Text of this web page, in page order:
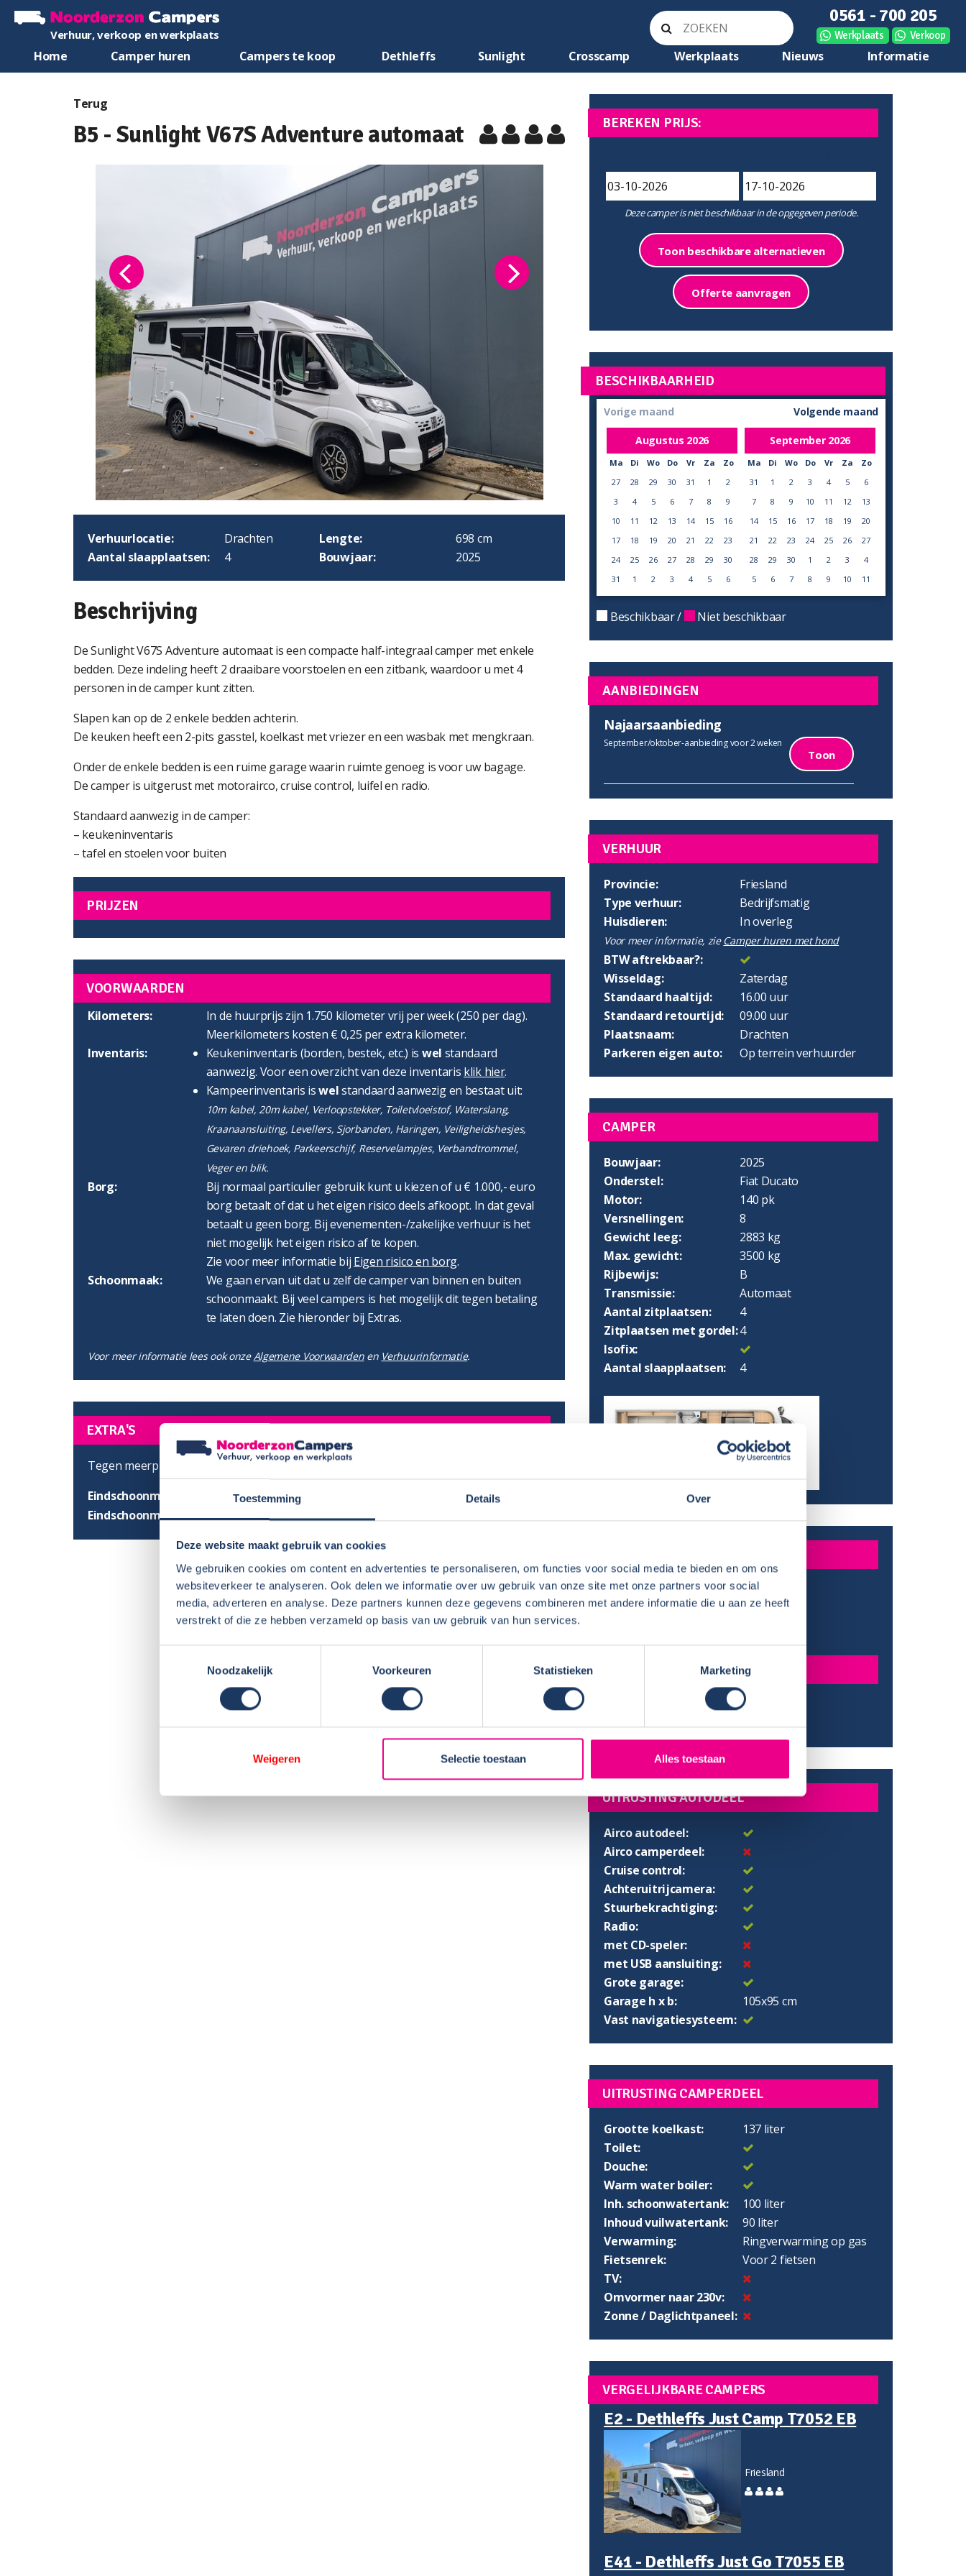
Toestemming Details Over
Deze website maakt gebruik van cookies
We gebruiken cookies om content en advertenties te personaliseren, om functies voor social media te bieden en om ons
websiteverkeer te analyseren. Ook delen we informatie over uw gebruik van onze site met onze partners voor social
media, adverteren en analyse. Deze partners kunnen deze gegevens combineren met andere informatie die u aan ze heeft
verstrekt of die ze hebben verzameld op basis van uw gebruik van hun services.
Noodzakelijk
Voorkeuren Statistieken Marketing
Weigeren Selectie toestaan Alles toestaan
Verhuur, verkoop en werkplaats
0561 - 700 205
Werkplaats Verkoop
Home Camper huren Campers te koop Dethleffs Sunlight Crosscamp Werkplaats Nieuws Informatie
Terug
B5 - Sunlight V67S Adventure automaat
Verhuurlocatie: Drachten Lengte:
698 cm
Aantal slaapplaatsen:
4 Bouwjaar: 2025
Beschrijving
De Sunlight V67S Adventure automaat is een compacte half-integraal camper met enkele
bedden. Deze indeling heeft 2 draaibare voorstoelen en een zitbank, waardoor u met 4
personen in de camper kunt zitten.
Slapen kan op de 2 enkele bedden achterin.
De keuken heeft een 2-pits gasstel, koelkast met vriezer en een wasbak met mengkraan.
Onder de enkele bedden is een ruime garage waarin ruimte genoeg is voor uw bagage.
De camper is uitgerust met motorairco, cruise control, luifel en radio.
Standaard aanwezig in de camper:
– keukeninventaris
– tafel en stoelen voor buiten
PRIJZEN
VOORWAARDEN
Kilometers:
In de huurprijs zijn 1.750 kilometer vrij per week (250 per dag).
Meerkilometers kosten € 0,25 per extra kilometer.
Inventaris:
Keukeninventaris (borden, bestek, etc.) is wel standaard
aanwezig. Voor een overzicht van deze inventaris klik hier.
Kampeerinventaris iswelstandaard aanwezig en bestaat uit:
10m kabel, 20m kabel, Verloopstekker, Toiletvloeistof, Waterslang,
Kraanaansluiting, Levellers, Sjorbanden, Haringen, Veiligheidshesjes,
Gevaren driehoek, Parkeerschijf, Reservelampjes, Verbandtrommel,
Veger en blik.
Borg:
Bij normaal particulier gebruik kunt u kiezen of u € 1.000,- euro
borg betaalt of dat u het eigen risico deels afkoopt. In dat geval
betaalt u geen borg. Bij evenementen-/zakelijke verhuur is het
niet mogelijk het eigen risico af te kopen.
Zie voor meer informatie bij Eigen risico en borg.
Schoonmaak:
We gaan ervan uit dat u zelf de camper van binnen en buiten
schoonmaakt. Bij veel campers is het mogelijk dit tegen betaling
te laten doen. Zie hieronder bij Extras.
Voor meer informatie lees ook onzeAlgemene Voorwaardenen Verhuurinformatie.
EXTRA'S
Tegen meerprijs zijn de volgende extra's mogelijk:
Eindschoonmaak binnen- en buitenzijde
Eindschoonmaak buitenzijde € 50,-
BEREKEN PRIJS:
Deze camper is niet beschikbaar in de opgegeven periode.
Toon beschikbare alternatieven
Offerte aanvragen
BESCHIKBAARHEID
Vorige maand
Augustus 2026
Ma Di Wo Do Vr Za
Zo
27
28 29 30 31 1
2
3
4 5 6 7 8
9
10
11 12 13 14 15
16
17
18 19 20 21 22
23
24
25 26 27 28 29
30
31
1 2 3 4 5 6
Volgende maand
September 2026
Ma Di Wo Do Vr Za
Zo
31
1 2 3 4 5
6
7
8 9 10 11 12
13
14
15 16 17 18 19
20
21
22 23 24 25 26
27
28
29 30 1 2 3
4
5
6 7 8 9 10 11
Beschikbaar / Niet beschikbaar
AANBIEDINGEN
Najaarsaanbieding
September/oktober-aanbieding voor 2 weken
Toon
VERHUUR
Provincie:
Friesland
Type verhuur:
Bedrijfsmatig
Huisdieren:
In overleg
Voor meer informatie, zie Camper huren met hond
BTW aftrekbaar?:
Wisseldag:
Zaterdag
Standaard haaltijd:
16.00 uur
Standaard retourtijd:
09.00 uur
Plaatsnaam:
Drachten
Parkeren eigen auto:
Op terrein verhuurder
CAMPER
Bouwjaar:
2025
Onderstel:
Fiat Ducato
Motor:
140 pk
Versnellingen:
8
Gewicht leeg:
2883 kg
Max. gewicht:
3500 kg
Rijbewijs:
B
Transmissie:
Automaat
Aantal zitplaatsen:
4
Zitplaatsen met gordel:4
Isofix:
Aantal slaapplaatsen:
4
Lengte:
698 cm
Hoogte:
274 cm
Stahoogte:
195 cm
195x80 cm
Bedden koppelbaar:
195x194 cm
UITRUSTING AUTODEEL
Airco autodeel:
Airco camperdeel:
Cruise control:
Achteruitrijcamera:
Stuurbekrachtiging:
Radio:
met CD-speler:
met USB aansluiting:
Grote garage:
Garage h x b:
105x95 cm
Vast navigatiesysteem:
UITRUSTING CAMPERDEEL
Grootte koelkast:
137 liter
Toilet:
Douche:
Warm water boiler:
Inh. schoonwatertank:
100 liter
Inhoud vuilwatertank:
90 liter
Verwarming:
Ringverwarming op gas
Fietsenrek:
Voor 2 fietsen
TV:
Omvormer naar 230v:
Zonne / Daglichtpaneel:
VERGELIJKBARE CAMPERS
E2 - Dethleffs Just Camp T7052 EB
Friesland
E41 - Dethleffs Just Go T7055 EB